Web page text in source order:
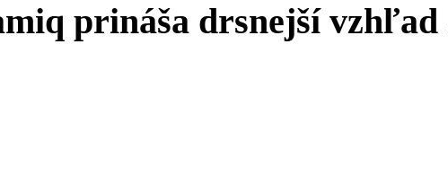
prináša drsnejší vzhľad